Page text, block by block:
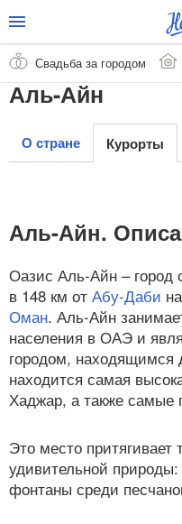
Свадьба за городом
Аль-Айн
О стране Курорты
Аль-Айн.
Оазис Аль-Айн – город
в 148 км от Абу-Даби
Оман. Аль-Айн
населения в ОАЭ и
городом, находящимся
находится самая
Хаджар, а также
Это место притягивает
удивительной
фонтаны среди